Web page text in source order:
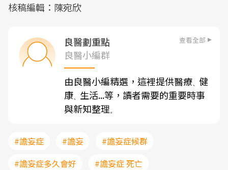
核稿編輯：陳宛欣
良醫劃重點 查看全部
良醫小編群
由良醫小編精選，這裡提供醫療、 健
康、 生活...等，讀者需要的重要時事
與新知整理。
#譫妄症 #譫妄
#譫妄症候群
#譫妄症多久會好
#譫妄症 死亡